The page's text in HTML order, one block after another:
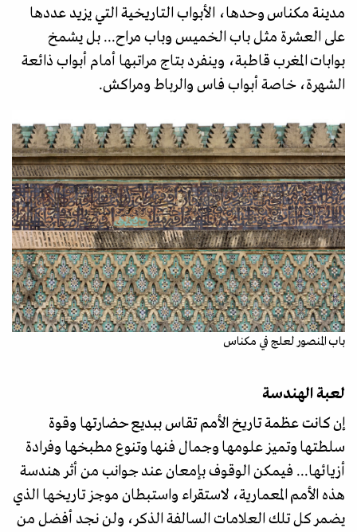
مدينة مكناس وحدها، الأبواب التاريخية التي يزيد عددها
على العشرة مثل باب الخميس وباب مراح... بل يشمخ
بوابات المغرب قاطبة، وينفرد بتاج مراتبها أمام أبواب ذائعة
الشهرة، خاصة أبواب فاس والرباط ومراكش.
باب المنصور لعلج في مكناس
لعبة الهندسة
إن كانت عظمة تاريخ الأمم تقاس ببديع حضارتها وقوة
سلطتها وتميز علومها وجمال فنها وتنوع مطبخها وفرادة
أزيائها... فيمكن الوقوف بإمعان عند جوانب من أثر هندسة
هذه الأمم المعمارية، لاستقراء واستبطان موجز تاريخها الذي
يضمر كل تلك العلامات السالفة الذكر، ولن نجد أفضل من